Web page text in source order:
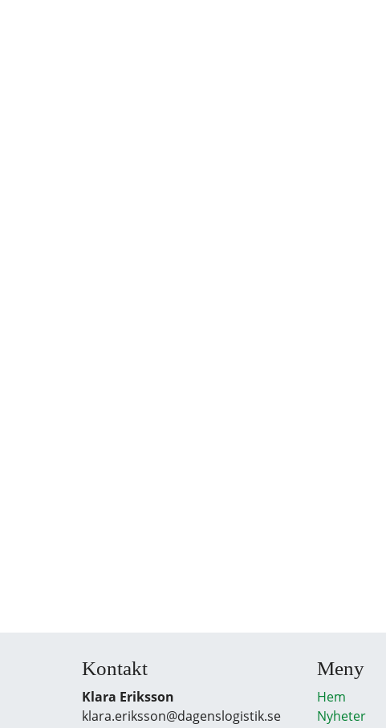
Kontakt
Klara Eriksson
klara.eriksson@dagenslogistik.se
Meny
Hem
Nyheter